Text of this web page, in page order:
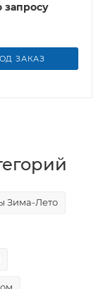
запросу
ЗАКАЗ
Зима-Лето